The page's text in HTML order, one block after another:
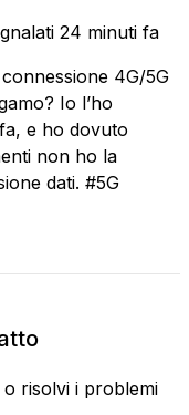
24 minuti fa
4G/5G
Io l’ho
e ho dovuto
non ho la
dati. #5G
risolvi i problemi